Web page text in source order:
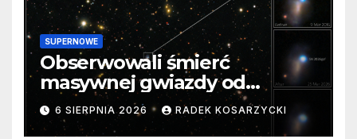
SUPERNOWE
Obserwowali śmierć
masywnej gwiazdy od
samego początku. Niezwykle
cenne dane
6 SIERPNIA 2026 RADEK KOSARZYCKI